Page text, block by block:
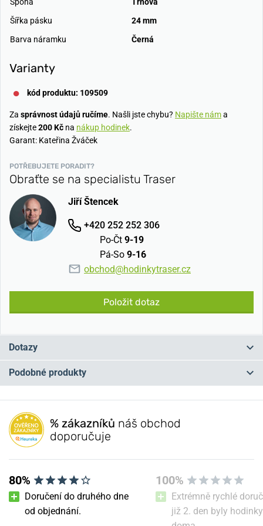
Šířka pásku
24 mm
Barva náramku
Černá
Varianty
kód produktu: 109509
Za správnost údajů ručíme. Našli jste chybu? Napište náma
získejte200 Kč na nákup hodinek.
Garant: Kateřina Žváček
POTŘEBUJETE PORADIT?
Obraťte se na specialistu Traser
Jiří Štencek
+420 252 252 306
Po-Čt 9-19
Pá-So 9-16
obchod@hodinkytraser.cz
Položit dotaz
Dotazy
Máte otázku? Zanechte nám komentář
Přidat dotaz
Podobné produkty
% zákazníků náš obchod
doporučuje
80%
Doručení do druhého dne
od objednání.
100%
Extrémně rychlé
již 2. den byly hodinky